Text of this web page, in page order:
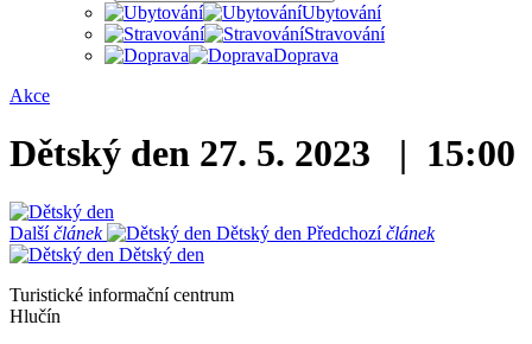
Ubytování
Stravování
Doprava
Akce
Dětský den 27. 5. 2023 | 15:00
Dalšíčlánek Dětský den Předchozíčlánek
Dětský den
Turistické informační centrum
Hlučín